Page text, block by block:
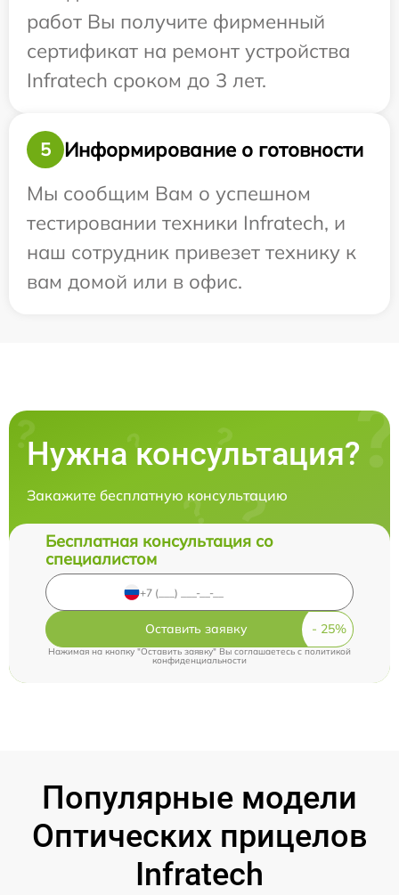
работ Вы получите фирменный
сертификат на ремонт устройства
Infratech сроком до 3 лет.
5
Информирование о готовности
Мы сообщим Вам о успешном
тестировании техники Infratech, и
наш сотрудник привезет технику к
вам домой или в офис.
Нужна консультация?
Закажите бесплатную консультацию
Бесплатная консультация со
специалистом
Оставить заявку
Нажимая на кнопку "Оставить заявку" Вы соглашаетесь c политикой
конфиденциальности
Популярные модели
Оптических прицелов
Infratech